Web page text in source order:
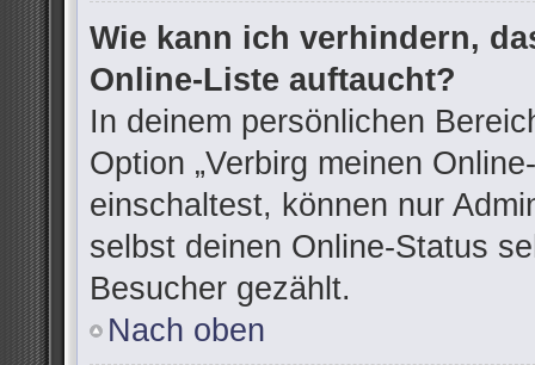
Wie kann ich verhindern,
Online-Liste auftaucht?
In deinem persönlichen
Option „Verbirg meinen
einschaltest, können nur
selbst deinen Online-Status
Besucher gezählt.
Nach oben